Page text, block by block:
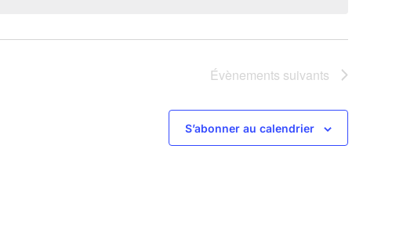
Évènements suivants
S’abonner au calendrier